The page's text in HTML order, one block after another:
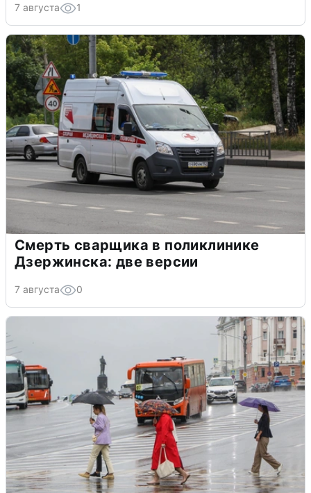
7 августа 1
Смерть сварщика в поликлинике
Дзержинска: две версии
7 августа 0